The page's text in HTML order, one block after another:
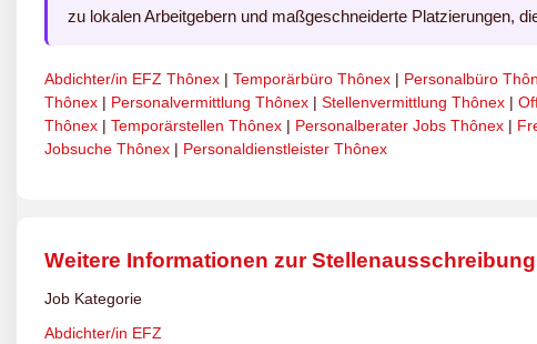
zu lokalen Arbeitgebern und maßgeschneiderte Platzierungen,
Abdichter/in EFZ Thônex | Temporärbüro Thônex | Personalbüro
Thônex | Personalvermittlung Thônex | Stellenvermittlung Thônex |
Thônex | Temporärstellen Thônex | Personalberater Jobs Thônex |
Jobsuche Thônex | Personaldienstleister Thônex
Weitere Informationen zur Stellenausschreibung
Job Kategorie
Abdichter/in EFZ